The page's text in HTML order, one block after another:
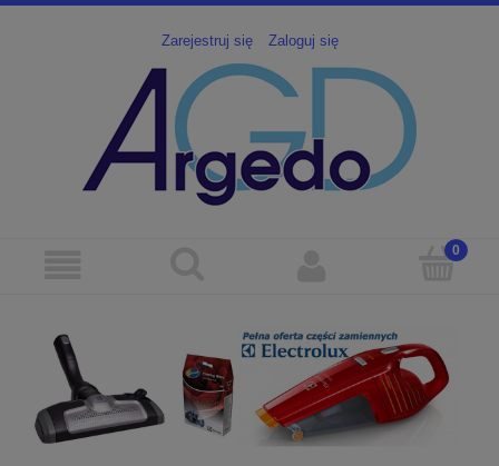
Zarejestruj się Zaloguj się